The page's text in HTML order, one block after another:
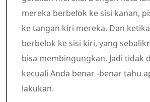
mereka berbelok ke sisi kanan,
ke tangan kiri mereka. Dan
berbelok ke sisi kiri, yang
bisa membingungkan. Jadi tidak
kecuali Anda benar -benar tahu
lakukan.